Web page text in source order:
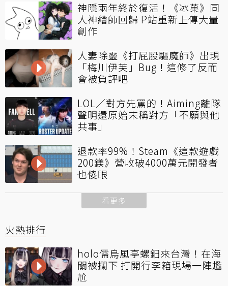
神隱兩年終於復活！《冰菓》同
人神繪師回歸 P站重新上傳大量
創作
人妻除靈《打屁股驅魔師》出現
「梅川伊芙」Bug！這修了反而
會被負評吧
LOL／對方先罵的！Aiming離隊
聲明還原始末稱對方「不願與他
共事」
退款率99%！Steam《這款遊戲
200鎂》營收破4000萬元開發者
也傻眼
看更多
火熱排行
holo儒烏風亭螺鈿來台灣！在海
關被攔下 打開行李箱現場一陣尷
尬